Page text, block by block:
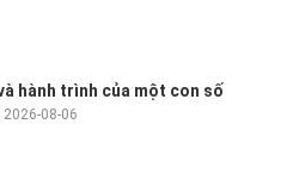
hành trình của một con số
2026-08-06